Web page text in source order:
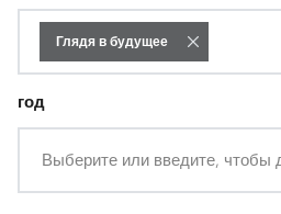
Глядя в будущее
год
Выберите или введите, чтобы